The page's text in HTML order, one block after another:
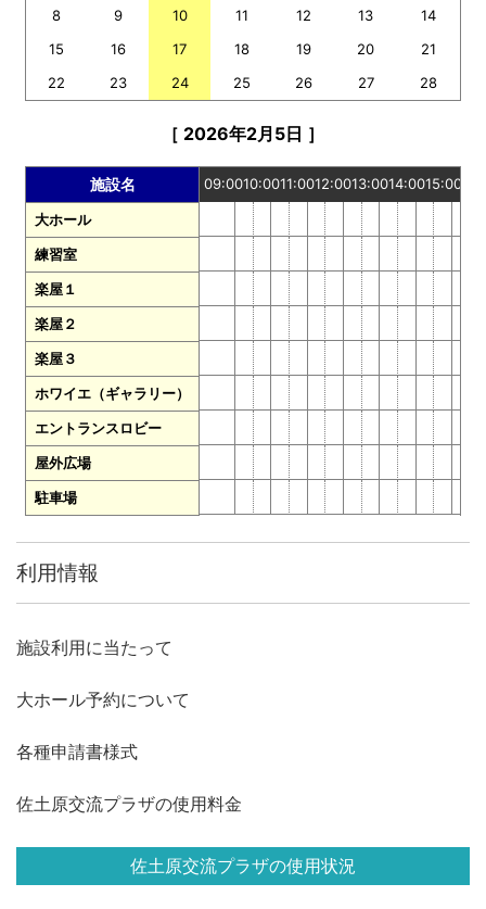
8
9 10 11 12 13
14
15
16 17 18 19 20
21
22
23 24 25 26 27 28
［ 2026年2月5日 ］
施設名 09:0010:0011:0012:0013:0014:0015:00
大ホール
練習室
楽屋１
楽屋２
楽屋３
ホワイエ（ギャラリー）
エントランスロビー
屋外広場
駐車場
利用情報
施設利用に当たって
大ホール予約について
各種申請書様式
佐土原交流プラザの使用料金
佐土原交流プラザの使用状況